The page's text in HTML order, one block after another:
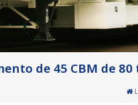
de 45 CBM de 80